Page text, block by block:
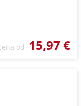
od 15,97 €